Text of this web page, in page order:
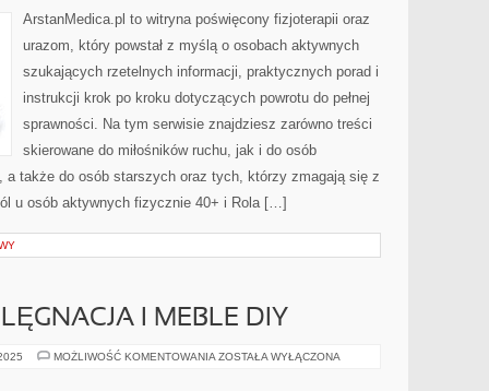
SPRZĘT
I
REHABILITACYJNE
ArstanMedica.pl to witryna poświęcony fizjoterapii oraz
urazom, który powstał z myślą o osobach aktywnych
szukających rzetelnych informacji, praktycznych porad i
instrukcji krok po kroku dotyczących powrotu do pełnej
sprawności. Na tym serwisie znajdziesz zarówno treści
skierowane do miłośników ruchu, jak i do osób
także do osób starszych oraz tych, którzy zmagają się z
u osób aktywnych fizycznie 40+ i Rola […]
I MEBLE DIY
MOŻLIWOŚĆ KOMENTOWANIA ROŚLINY
ZOSTAŁA WYŁĄCZONA